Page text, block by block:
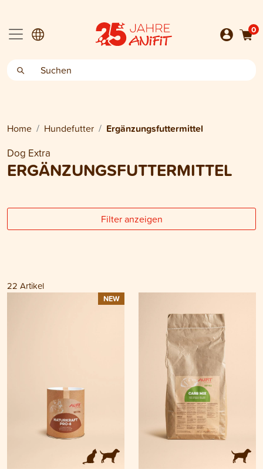
0
Home Hundefutter
Ergänzungsfuttermittel
Dog Extra
ERGÄNZUNGSFUTTERMITTEL
Filter anzeigen
22 Artikel
NEW